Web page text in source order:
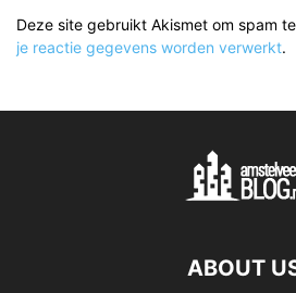
Deze site gebruikt Akismet om spam
je reactie gegevens worden verwerkt.
ABOUT